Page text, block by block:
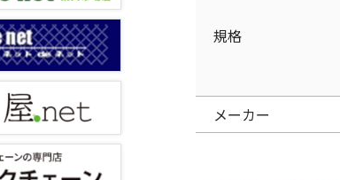
規格
メーカー